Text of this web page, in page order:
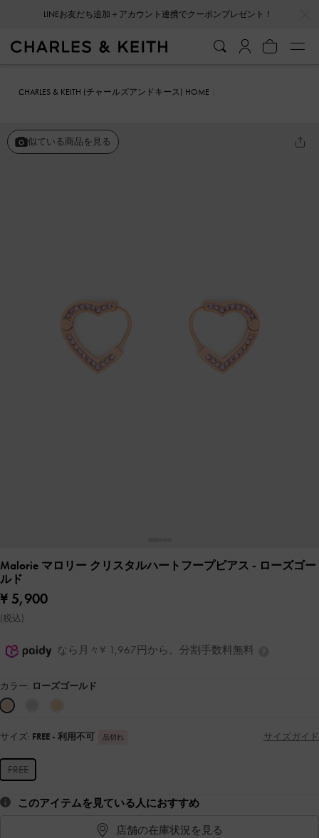
LINEお友だち追加＋アカウント連携でクーポンプレゼント！
CHARLES & KEITH (チャールズアンドキース) HOME
似ている商品を見る
Malorie マロリー クリスタルハートフープピアス - ローズゴー
ルド
¥ 5,900
(税込)
なら月々¥ 1,967円から。分割手数料無料
カラー: ローズゴールド
サイズ: FREE - 利用不可 品切れ サイズガイド
FREE
このアイテムを見ている人におすすめ
店舗の在庫状況を見る